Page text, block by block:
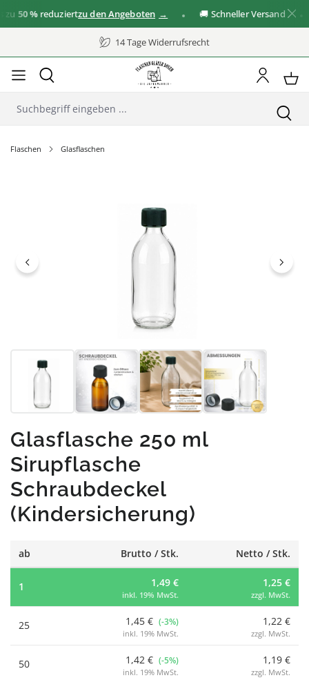
50 %reduziertzu den Angeboten 🚚 Schneller Versand
14 Tage Widerrufsrecht
Flaschen Glasflaschen
Glasflasche 250 ml
Sirupflasche
Schraubdeckel
(Kindersicherung)
ab Brutto / Stk. Netto / Stk.
1 1,49 €
inkl. 19% MwSt.
1,25 €
zzgl. MwSt.
25 1,45 € (-3%)
inkl. 19% MwSt.
1,22 €
zzgl. MwSt.
50 1,42 € (-5%)
inkl. 19% MwSt.
1,19 €
zzgl. MwSt.